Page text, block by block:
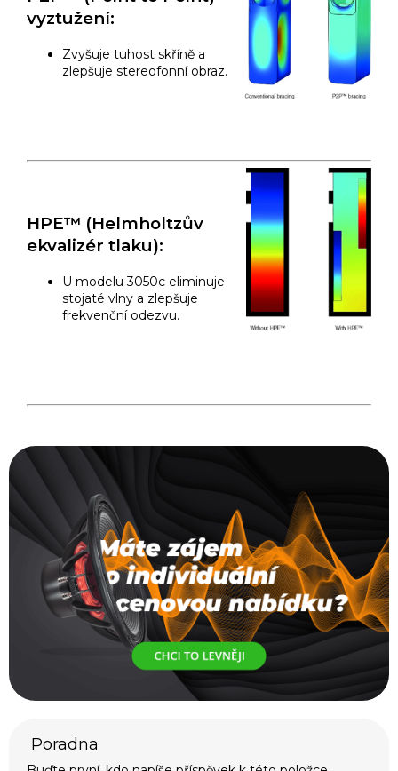
vyztužení:
Zvyšuje tuhost skříně a
zlepšuje stereofonní obraz.
HPE™ (Helmholtzův
ekvalizér tlaku):
U modelu 3050c eliminuje
stojaté vlny a zlepšuje
frekvenční odezvu.